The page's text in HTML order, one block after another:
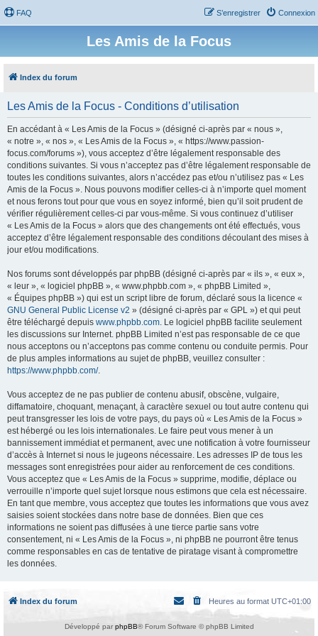
FAQ Connexion
S’enregistrer
Les Amis de la Focus
Index du forum
Les Amis de la Focus - Conditions d’utilisation
En accédant à « Les Amis de la Focus » (désigné ci-après par « nous »,
« notre », « nos », « Les Amis de la Focus », « https://www.passion-
focus.com/forums »), vous acceptez d’être légalement responsable des
conditions suivantes. Si vous n’acceptez pas d’être légalement responsable de
toutes les conditions suivantes, alors n’accédez pas et/ou n’utilisez pas « Les
Amis de la Focus ». Nous pouvons modifier celles-ci à n’importe quel moment
et nous ferons tout pour que vous en soyez informé, bien qu’il soit prudent de
vérifier régulièrement celles-ci par vous-même. Si vous continuez d’utiliser
« Les Amis de la Focus » alors que des changements ont été effectués, vous
acceptez d’être légalement responsable des conditions découlant des mises à
jour et/ou modifications.
Nos forums sont développés par phpBB (désigné ci-après par « ils », « eux »,
« leur », « logiciel phpBB », « www.phpbb.com », « phpBB Limited »,
« Équipes phpBB ») qui est un script libre de forum, déclaré sous la licence «
GNU General Public License v2 » (désigné ci-après par « GPL ») et qui peut
être téléchargé depuis www.phpbb.com. Le logiciel phpBB facilite seulement
les discussions sur Internet. phpBB Limited n’est pas responsable de ce que
nous acceptons ou n’acceptons pas comme contenu ou conduite permis. Pour
de plus amples informations au sujet de phpBB, veuillez consulter :
https://www.phpbb.com/.
Vous acceptez de ne pas publier de contenu abusif, obscène, vulgaire,
diffamatoire, choquant, menaçant, à caractère sexuel ou tout autre contenu qui
peut transgresser les lois de votre pays, du pays où « Les Amis de la Focus »
est hébergé ou les lois internationales. Le faire peut vous mener à un
bannissement immédiat et permanent, avec une notification à votre fournisseur
d’accès à Internet si nous le jugeons nécessaire. Les adresses IP de tous les
messages sont enregistrées pour aider au renforcement de ces conditions.
Vous acceptez que « Les Amis de la Focus » supprime, modifie, déplace ou
verrouille n’importe quel sujet lorsque nous estimons que cela est nécessaire.
En tant que membre, vous acceptez que toutes les informations que vous avez
saisies soient stockées dans notre base de données. Bien que ces
informations ne soient pas diffusées à une tierce partie sans votre
consentement, ni « Les Amis de la Focus », ni phpBB ne pourront être tenus
comme responsables en cas de tentative de piratage visant à compromettre
les données.
Index du forum Heures au format UTC+01:00
Développé par phpBB® Forum Software © phpBB Limited